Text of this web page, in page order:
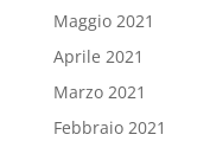
Maggio 2021
Aprile 2021
Marzo 2021
Febbraio 2021